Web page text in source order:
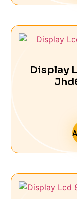
Display